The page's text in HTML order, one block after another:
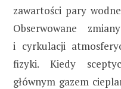
zawartości pary
Obserwowane
i cyrkulacji
fizyki. Kiedy
głównym gazem